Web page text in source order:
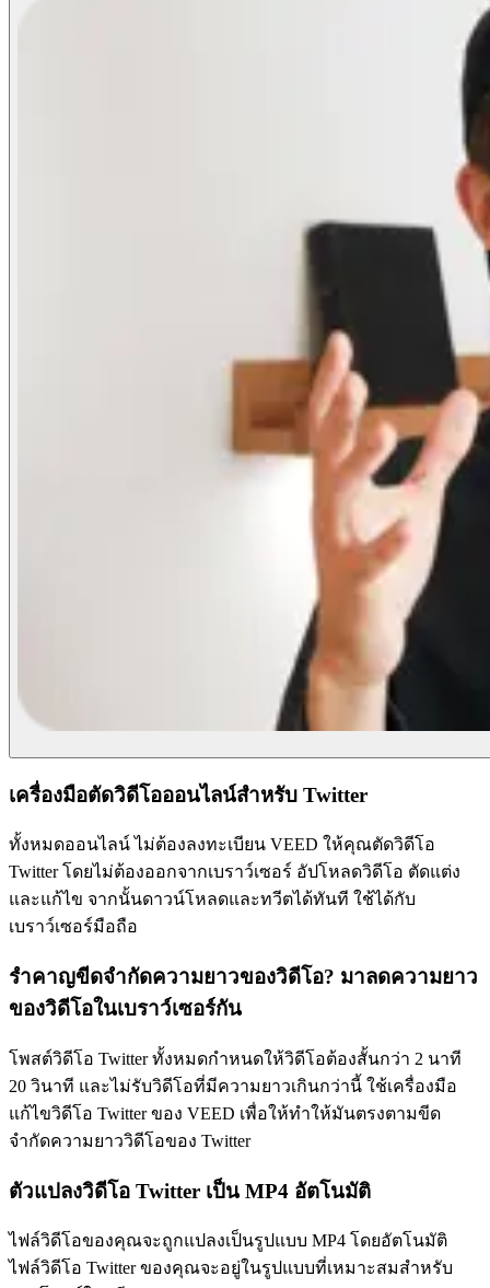
เครื่องมือตัดวิดีโอออนไลน์สำหรับ Twitter
ทั้งหมดออนไลน์ ไม่ต้องลงทะเบียน VEED ให้คุณตัดวิดีโอ
Twitter โดยไม่ต้องออกจากเบราว์เซอร์ อัปโหลดวิดีโอ ตัดแต่ง
และแก้ไข จากนั้นดาวน์โหลดและทวีตได้ทันที ใช้ได้กับ
เบราว์เซอร์มือถือ
รำคาญขีดจำกัดความยาวของวิดีโอ? มาลดความยาว
ของวิดีโอในเบราว์เซอร์กัน
โพสต์วิดีโอ Twitter ทั้งหมดกำหนดให้วิดีโอต้องสั้นกว่า 2 นาที
20 วินาที และไม่รับวิดีโอที่มีความยาวเกินกว่านี้ ใช้เครื่องมือ
แก้ไขวิดีโอ Twitter ของ VEED เพื่อให้ทำให้มันตรงตามขีด
จำกัดความยาววิดีโอของ Twitter
ตัวแปลงวิดีโอ Twitter เป็น MP4 อัตโนมัติ
ไฟล์วิดีโอของคุณจะถูกแปลงเป็นรูปแบบ MP4 โดยอัตโนมัติ
ไฟล์วิดีโอ Twitter ของคุณจะอยู่ในรูปแบบที่เหมาะสมสำหรับ